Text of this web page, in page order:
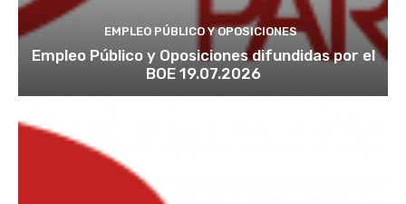
EMPLEO PÚBLICO Y OPOSICIONES
Empleo Público y Oposiciones difundidas por el
BOE 19.07.2026